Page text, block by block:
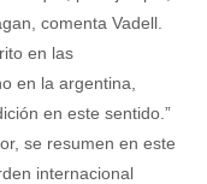
comenta Vadell.
en las
en la argentina,
en este sentido.”
se resumen en este
internacional